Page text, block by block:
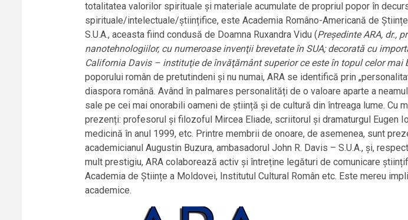
totalitatea valorilor spirituale și materiale acumulate de propriul popor în
spirituale/intelectuale/științifice, este Academia Româno-Americană de
S.U.A., aceasta fiind condusă de Doamna Ruxandra Vidu (Președinte ARA, dr.,
nanotehnologiilor, cu numeroase invenţii brevetate în SUA; decorată cu
California Davis – instituţie de învăţământ superior ce este în topul celor mai
poporului român de pretutindeni și nu numai, ARA se identifică prin
diaspora română. Având în palmares personalități de o valoare aparte a
sale pe cei mai onorabili oameni de știință și de cultură din întreaga lume. Cu
prezenți: profesorul și filozoful Mircea Eliade, scriitorul și dramaturgul Eugen
medicină în anul 1999, etc. Printre membrii de onoare, de asemenea, sunt
academicianul Augustin Buzura, ambasadorul John R. Davis – S.U.A., și,
mult prestigiu, ARA colaborează activ și întreține legături de comunicare
Academia de Științe a Moldovei, Institutul Cultural Român etc. Este mereu
academice.